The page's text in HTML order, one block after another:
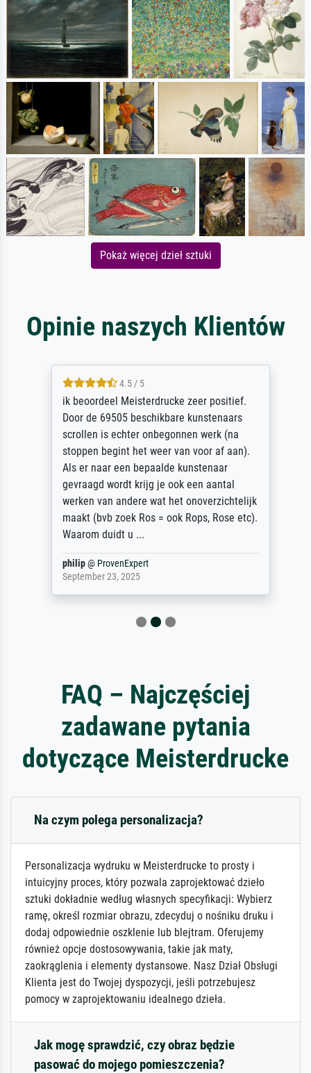
Pokaż więcej dzieł sztuki
Opinie naszych Klientów
4.5 / 5
ik beoordeel Meisterdrucke zeer positief.
Door de 69505 beschikbare kunstenaars
scrollen is echter onbegonnen werk (na
stoppen begint het weer van voor af aan).
Als er naar een bepaalde kunstenaar
gevraagd wordt krijg je ook een aantal
werken van andere wat het onoverzichtelijk
maakt (bvb zoek Ros = ook Rops, Rose etc).
Waarom duidt u ...
philip@ProvenExpert
September 23, 2025
FAQ – Najczęściej
zadawane pytania
dotyczące Meisterdrucke
Na czym polega personalizacja?
Personalizacja wydruku w Meisterdrucke to prosty i
intuicyjny proces, który pozwala zaprojektować dzieło
sztuki dokładnie według własnych specyfikacji: Wybierz
ramę, określ rozmiar obrazu, zdecyduj o nośniku druku i
dodaj odpowiednie oszklenie lub blejtram. Oferujemy
również opcje dostosowywania, takie jak maty,
zaokrąglenia i elementy dystansowe. Nasz Dział Obsługi
Klienta jest do Twojej dyspozycji, jeśli potrzebujesz
pomocy w zaprojektowaniu idealnego dzieła.
Jak mogę sprawdzić, czy obraz będzie
pasować do mojego pomieszczenia?